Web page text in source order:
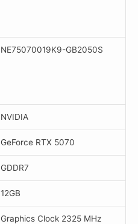
NE75070019K9-GB2050S
NVIDIA
GeForce RTX 5070
GDDR7
12GB
Graphics Clock 2325 MHz